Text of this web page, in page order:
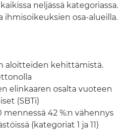
neljässä kategoriassa.
ihmisoikeuksien osa-alueilla.
aloitteiden kehittämistä.
elinkaaren osalta vuoteen
(SBTi)
42 %:n vähennys
(kategoriat 1 ja 11)